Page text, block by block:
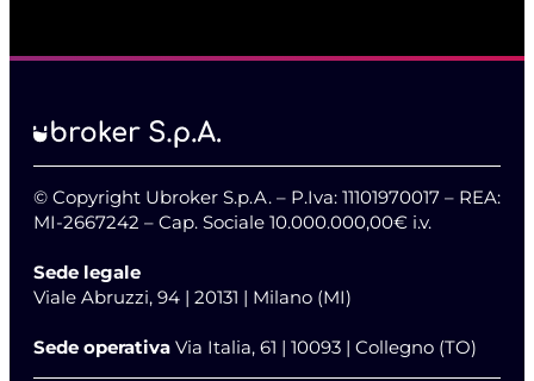
© Copyright Ubroker S.p.A. – P.Iva: 11101970017 – REA:
MI-2667242 – Cap. Sociale 10.000.000,00€ i.v.
Sede legale
Viale Abruzzi, 94 | 20131 | Milano (MI)
Sede operativa Via Italia, 61 | 10093 | Collegno (TO)